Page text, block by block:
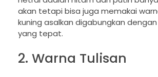
akan tetapi bisa juga memakai
kuning asalkan digabungkan
yang tepat.
2. Warna Tulisan